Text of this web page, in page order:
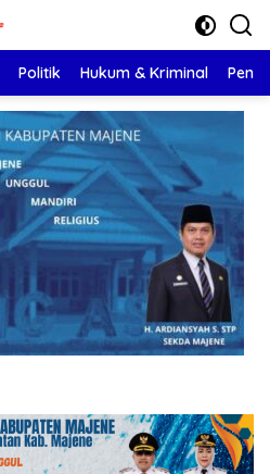
Politik Hukum & Kriminal